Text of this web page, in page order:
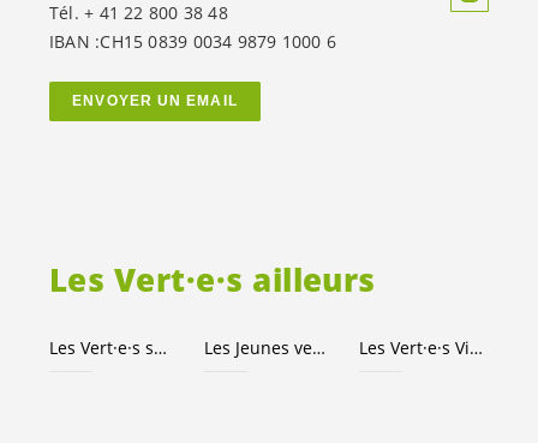
Les Vert·e·s ailleurs
Les Vert·e·s suisses Les Jeunes vert-e-s Les Vert·e·s Ville de Genève
Tél. + 41 22 800 38 48
IBAN :CH15 0839 0034 9879 1000 6
ENVOYER UN EMAIL